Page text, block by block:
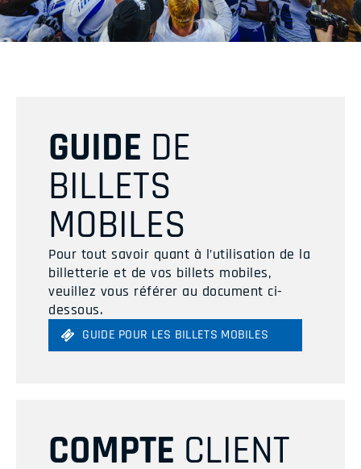
GUIDE DE
BILLETS
MOBILES
Pour tout savoir quant à l’utilisation de la
billetterie et de vos billets mobiles,
veuillez vous référer au document ci-
dessous.
GUIDE POUR LES BILLETS MOBILES
COMPTE CLIENT